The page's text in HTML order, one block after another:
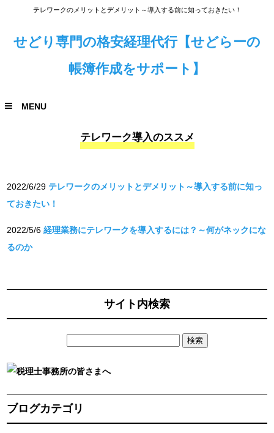
テレワークのメリットとデメリット～導入する前に知っておきたい！
せどり専門の格安経理代行【せどらーの
帳簿作成をサポート】
MENU
テレワーク導入のススメ
2022/6/29 テレワークのメリットとデメリット～導入する前に知っ
ておきたい！
2022/5/6 経理業務にテレワークを導入するには？～何がネックにな
るのか
サイト内検索
ブログカテゴリ